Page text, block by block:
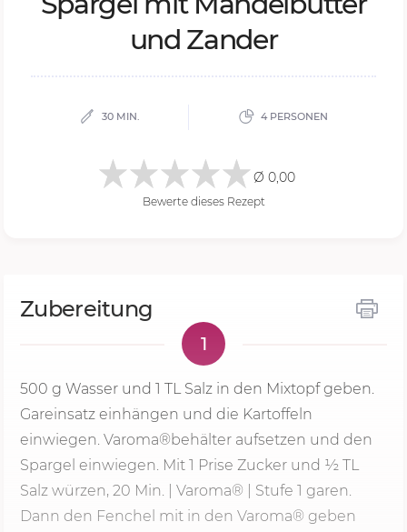
und Zan­der
30 MIN. 4 PERSONEN
Ø 0,00
Bewerte dieses Rezept
Zubereitung
1
500 g Wasser und 1 TL Salz in den Mixtopf geben.
Gareinsatz einhängen und die Kartoffeln
einwiegen. Varoma®behälter aufsetzen und den
Spargel einwiegen. Mit 1 Prise Zucker und ½ TL
Salz würzen, 20 Min. | Varoma® | Stufe 1 garen.
Dann den Fenchel mit in den Varoma® geben